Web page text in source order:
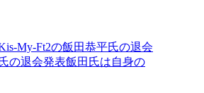
My-Ft2の飯田恭平氏の退会
の退会発表飯田氏は自身の